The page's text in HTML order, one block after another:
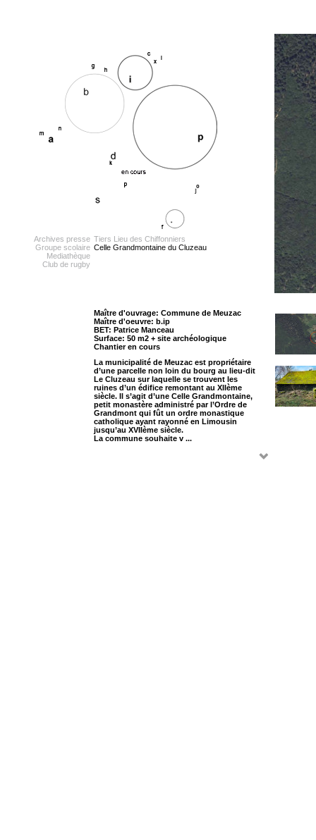
Archives presse
Groupe scolaire
Mediathèque
Club de rugby
Tiers Lieu des Chiffonniers
Celle Grandmontaine du Cluzeau
Maître d'ouvrage: Commune de Meuzac
Maître d'oeuvre: b.ip
BET: Patrice Manceau
Surface: 50 m2 + site archéologique
Chantier en cours
La municipalité de Meuzac est propriétaire
d’une parcelle non loin du bourg au lieu-dit
Le Cluzeau sur laquelle se trouvent les
ruines d’un édifice remontant au XIIème
siècle. Il s’agit d’une Celle Grandmontaine,
petit monastère administré par l’Ordre de
Grandmont qui fût un ordre monastique
catholique ayant rayonné en Limousin
jusqu’au XVIIème siècle.
La commune souhaite v ...